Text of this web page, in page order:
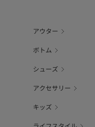
アウター
ボトム
シューズ
アクセサリー
キッズ